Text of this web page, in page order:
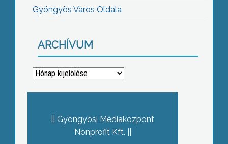
Gyöngyös Város Oldala
ARCHÍVUM
Archívum
Gyöngyösi Médiaközpont
Nonprofit Kft.